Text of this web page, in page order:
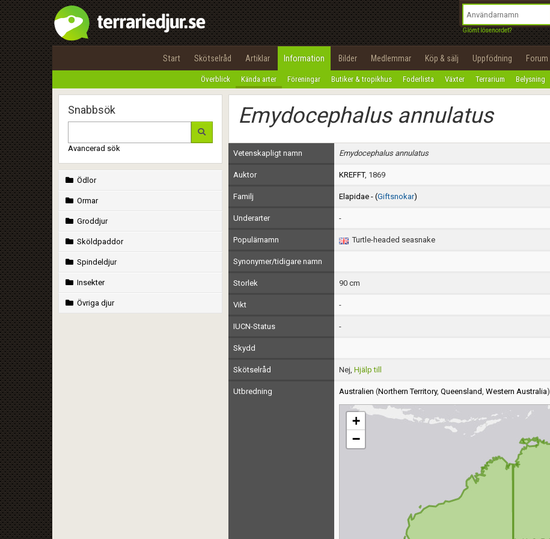
Glömt lösenordet?
Start Skötselråd Artiklar Information Bilder Medlemmar Köp & sälj Uppfödning Forum
Överblick Kända arter Föreningar Butiker & tropikhus Foderlista Växter Terrarium Belysning
Snabbsök
Avancerad sök
Ödlor
Ormar
Groddjur
Sköldpaddor
Spindeldjur
Insekter
Övriga djur
Emydocephalus annulatus
Vetenskapligt namn Emydocephalus annulatus
Auktor KREFFT, 1869
Familj Elapidae - (Giftsnokar)
Underarter -
Populärnamn Turtle-headed seasnake
Synonymer/tidigare namn
Storlek 90 cm
Vikt -
IUCN-Status -
Skydd
Skötselråd Nej, Hjälp till
Utbredning Australien (Northern Territory, Queensland, Western Australia)
+
−
Utför
100%
OK
integritetspolicy
Namn:
Epost:
Användarnamn:
Lösenord:
Privacy Policy
Terms of Service
Begär nytt lösenord
Tillbaka till förstasidan